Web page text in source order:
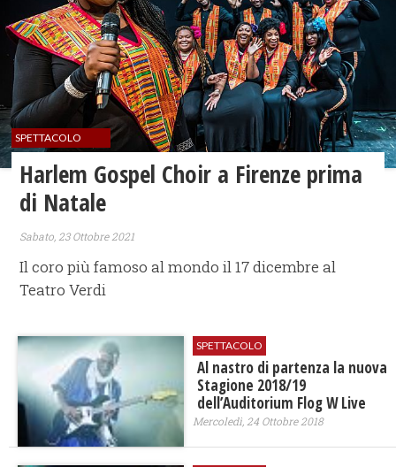
SPETTACOLO
Harlem Gospel Choir a Firenze prima
di Natale
Sabato, 23 Ottobre 2021
Il coro più famoso al mondo il 17 dicembre al
Teatro Verdi
SPETTACOLO
Al nastro di partenza la nuova
Stagione 2018/19
dell’Auditorium Flog W Live
Mercoledì, 24 Ottobre 2018